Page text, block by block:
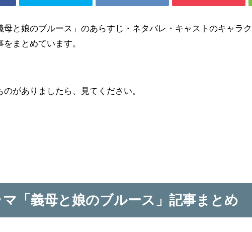
母と娘のブルース」のあらすじ・ネタバレ・キャストのキャラ
をまとめています。
のがありましたら、見てください。
マ「義母と娘のブルース」記事まとめ